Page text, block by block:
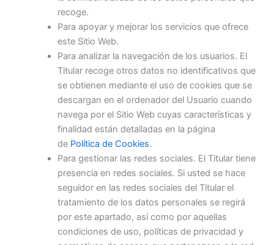
recoge.
Para apoyar y mejorar los servicios que ofrece
este Sitio Web.
Para analizar la navegación de los usuarios. El
Titular recoge otros datos no identificativos que
se obtienen mediante el uso de cookies que se
descargan en el ordenador del Usuario cuando
navega por el Sitio Web cuyas características y
finalidad están detalladas en la página
de Política de Cookies.
Para gestionar las redes sociales. El Titular tiene
presencia en redes sociales. Si usted se hace
seguidor en las redes sociales del Titular el
tratamiento de los datos personales se regirá
por este apartado, así como por aquellas
condiciones de uso, políticas de privacidad y